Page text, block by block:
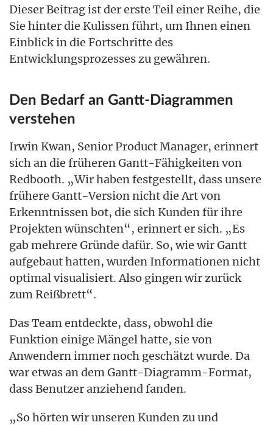
Dieser Beitrag ist der erste Teil einer Reihe, die
Sie hinter die Kulissen führt, um Ihnen einen
Einblick in die Fortschritte des
Entwicklungsprozesses zu gewähren.
Den Bedarf an Gantt-Diagrammen
verstehen
Irwin Kwan, Senior Product Manager, erinnert
sich an die früheren Gantt-Fähigkeiten von
Redbooth. „Wir haben festgestellt, dass unsere
frühere Gantt-Version nicht die Art von
Erkenntnissen bot, die sich Kunden für ihre
Projekten wünschten“, erinnert er sich. „Es
gab mehrere Gründe dafür. So, wie wir Gantt
aufgebaut hatten, wurden Informationen nicht
optimal visualisiert. Also gingen wir zurück
zum Reißbrett“.
Das Team entdeckte, dass, obwohl die
Funktion einige Mängel hatte, sie von
Anwendern immer noch geschätzt wurde. Da
war etwas an dem Gantt-Diagramm-Format,
dass Benutzer anziehend fanden.
„So hörten wir unseren Kunden zu und